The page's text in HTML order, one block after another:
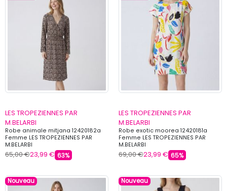
LES TROPEZIENNES PAR
M.BELARBI
Robe animale mitjana 12420182a
Femme LES TROPEZIENNES PAR
M.BELARBI
65,00 €23,99 € 63%
LES TROPEZIENNES PAR
M.BELARBI
Robe exotic moorea 12420181a
Femme LES TROPEZIENNES PAR
M.BELARBI
69,00 €23,99 € 65%
Nouveau Nouveau